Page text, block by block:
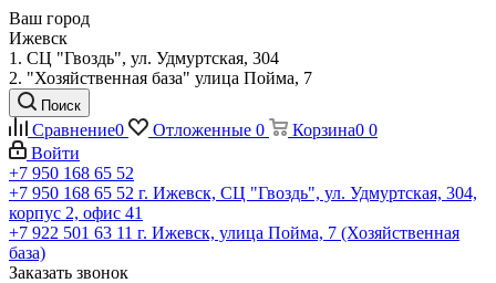
Ваш город
Ижевск
1. СЦ "Гвоздь", ул. Удмуртская, 304
2. "Хозяйственная база" улица Пойма, 7
Поиск
Сравнение0 Отложенные 0 Корзина0 0
Войти
+7 950 168 65 52
+7 950 168 65 52 г. Ижевск, СЦ "Гвоздь", ул. Удмуртская, 304,
корпус 2, офис 41
+7 922 501 63 11 г. Ижевск, улица Пойма, 7 (Хозяйственная
база)
Заказать звонок